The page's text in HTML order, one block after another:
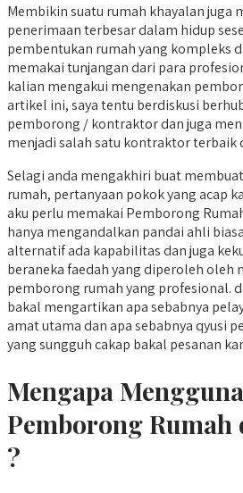
Membikin suatu rumah khayalan juga
penerimaan terbesar dalam hidup
pembentukan rumah yang kompleks
memakai tunjangan dari para
kalian mengakui mengenakan
artikel ini, saya tentu berdiskusi
pemborong / kontraktor dan juga
menjadi salah satu kontraktor terbaik
Selagi anda mengakhiri buat
rumah, pertanyaan pokok yang acap
aku perlu memakai Pemborong
hanya mengandalkan pandai ahli
alternatif ada kapabilitas dan juga
beraneka faedah yang diperoleh oleh
pemborong rumah yang profesional.
bakal mengartikan apa sebabnya
amat utama dan apa sebabnya qyusi
yang sungguh cakap bakal pesanan
Mengapa
Pemborong Rumah
?